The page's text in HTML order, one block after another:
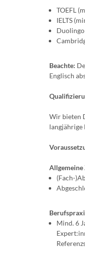
TOEFL
IELTS
Beachte:
Englisch
Wir bieten
langjährige
Allgemeine
(Fach-
Mind. 6